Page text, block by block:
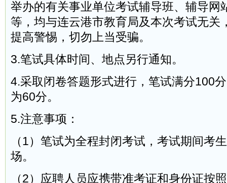
举办的有关事业单位考试辅导班、辅导网
等，均与连云港市教育局及本次考试无关
提高警惕，切勿上当受骗。
3.笔试具体时间、地点另行通知。
4.采取闭卷答题形式进行，笔试满分100
为60分。
5.注意事项：
（1）笔试为全程封闭考试，考试期间考
场。
（2）应聘人员应携带准考证和身份证按